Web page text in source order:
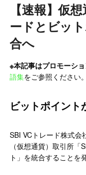
【速報】仮
ードとビッ
合へ
※本記事はプロモーシ
語集をご参照ください。
ビットポイン
SBI VCトレード株式
（仮想通貨）取引所
ト」を統合することを